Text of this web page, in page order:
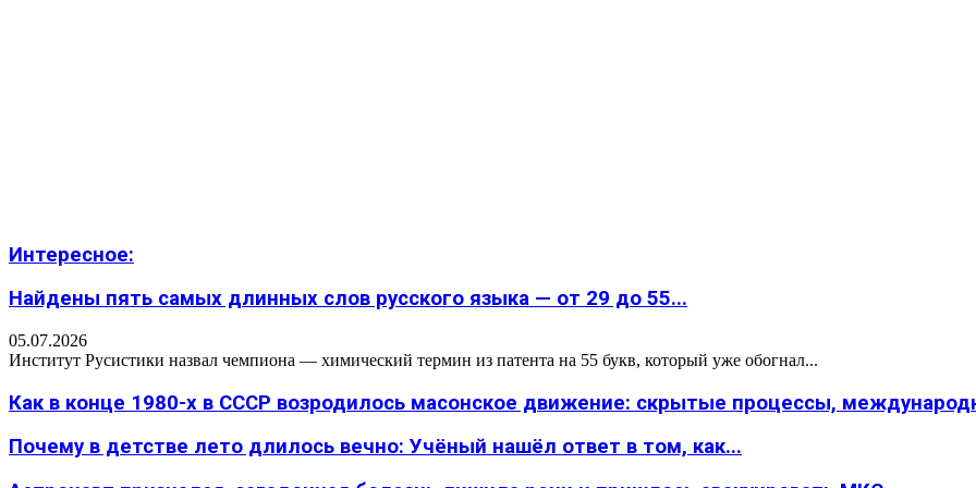
Интересное:
Найдены пять самых длинных слов русского языка — от 29 до 55...
05.07.2026
Институт Русистики назвал чемпиона — химический термин из патента на 55 букв, который уже обогнал...
Как в конце 1980-х в СССР возродилось масонское движение: скрытые процессы,
Почему в детстве лето длилось вечно: Учёный нашёл ответ в том, как...